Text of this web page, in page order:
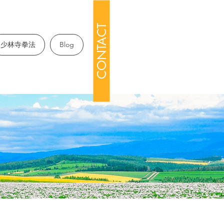
CONTACT
少林寺拳法 Blog